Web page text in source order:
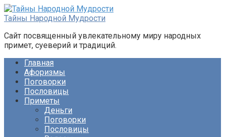
Перейти
к
Тайны Народной Мудрости
Сайт посвященный увлекательному миру народных
примет, суеверий и традиций.
Главная
Афоризмы
Поговорки
Пословицы
Приметы
Деньги
Поговорки
Пословицы